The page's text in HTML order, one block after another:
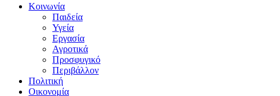
Κοινωνία
Παιδεία
Υγεία
Εργασία
Αγροτικά
Προσφυγικό
Περιβάλλον
Πολιτική
Οικονομία